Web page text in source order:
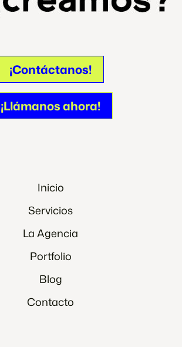
¡Contáctanos!
¡Contáctanos!
¡Llámanos ahora!
¡Llámanos ahora!
Inicio
Servicios
La Agencia
Portfolio
Blog
Contacto